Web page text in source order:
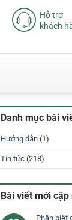
Hỗ trợ
khách
Danh mục bài
Hướng dẫn (1)
Tin tức (218)
Bài viết mới cập
Phân biệt